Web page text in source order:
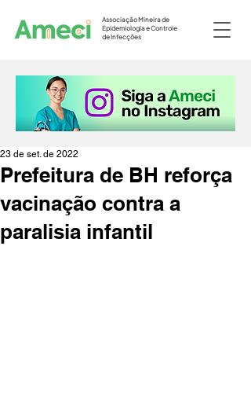
Associação Mineira de
Epidemiologia e Controle
de Infecções
Prefeitura de BH reforça
vacinação contra a
paralisia infantil
23 de set. de 2022